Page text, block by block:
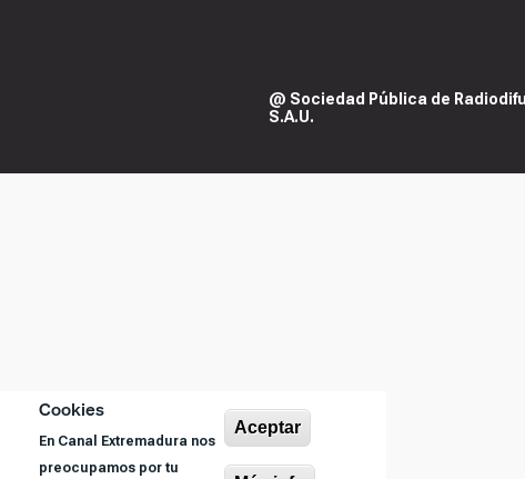
Cookies
En Canal Extremadura nos
preocupamos por tu
Aceptar
@ Sociedad Pública de
S.A.U.